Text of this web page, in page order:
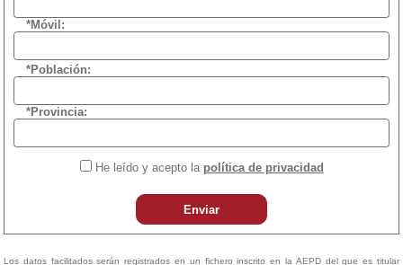
*Móvil:
*Población:
*Provincia:
He leído y acepto la política de privacidad
Enviar
Los datos facilitados serán registrados en un fichero inscrito en la AEPD del que es titular